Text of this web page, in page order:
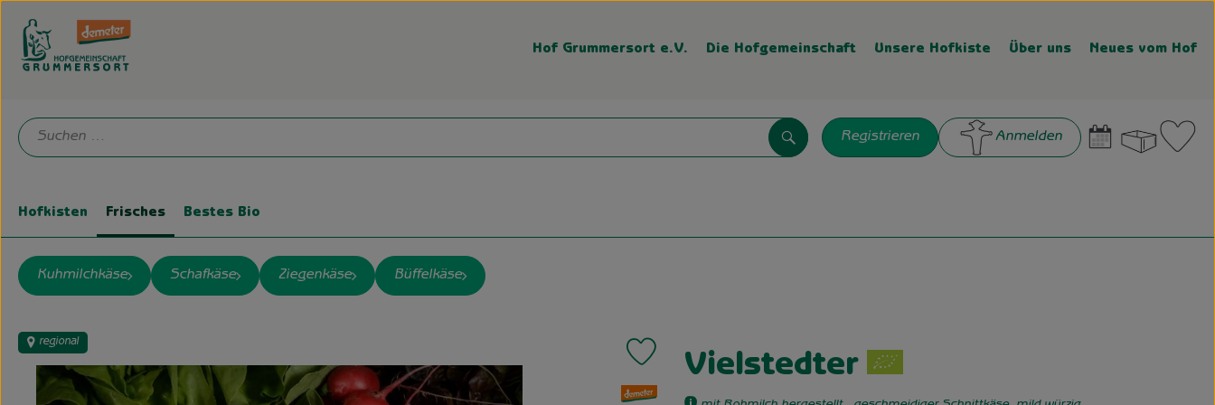
Hof Grummersort e.V. Die Hofgemeinschaft Unsere Hofkiste Über uns Neues vom Hof
Registrieren Anmelden
Suchen
Hofkisten Frisches Bestes Bio
Kuhmilchkäse Schafkäse Ziegenkäse Büffelkäse
Vielstedter
regional
Produkt zu Favouriten hinzufügen
, Verband: